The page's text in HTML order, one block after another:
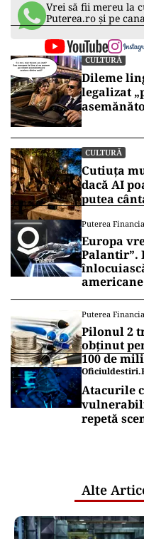
Vrei să fii mereu la
Puterea.ro și pe
CULTURĂ
Dileme
legalizat
CULTURĂ
Cutiuța
dacă AI
putea
Puterea
Europa
Palantir”.
americane
Puterea
Pilonul 2
obținut
100 de
Atacurile
repetă
Alte